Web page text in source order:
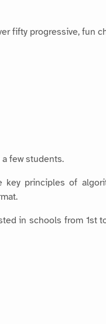
fifty progressive, fun
few students.
principles of
in schools from 1st